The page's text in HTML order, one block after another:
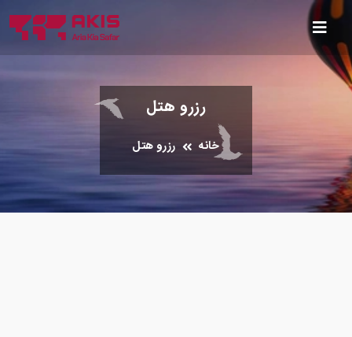
رزرو هتل
خانه رزرو هتل